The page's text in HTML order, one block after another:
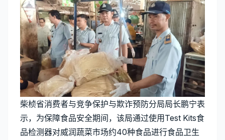
柴桢省消费者与竞争保护与欺诈预防分局局长鹏宁表
示，为保障食品安全期间，该局通过使用Test Kits食
品检测器对威润蔬菜市场约40种食品进行食品卫生